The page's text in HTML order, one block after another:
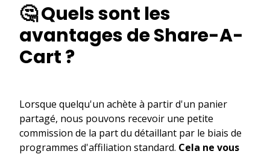
🤔 Quels sont les
avantages de Share-A-
Cart ?
Lorsque quelqu'un achète à partir d'un panier
partagé, nous pouvons recevoir une petite
commission de la part du détaillant par le biais de
programmes d'affiliation standard. Cela ne vous